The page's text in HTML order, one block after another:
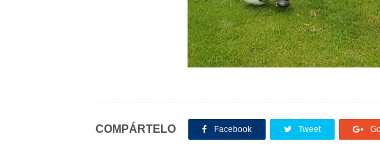
COMPÁRTELO Facebook Tweet